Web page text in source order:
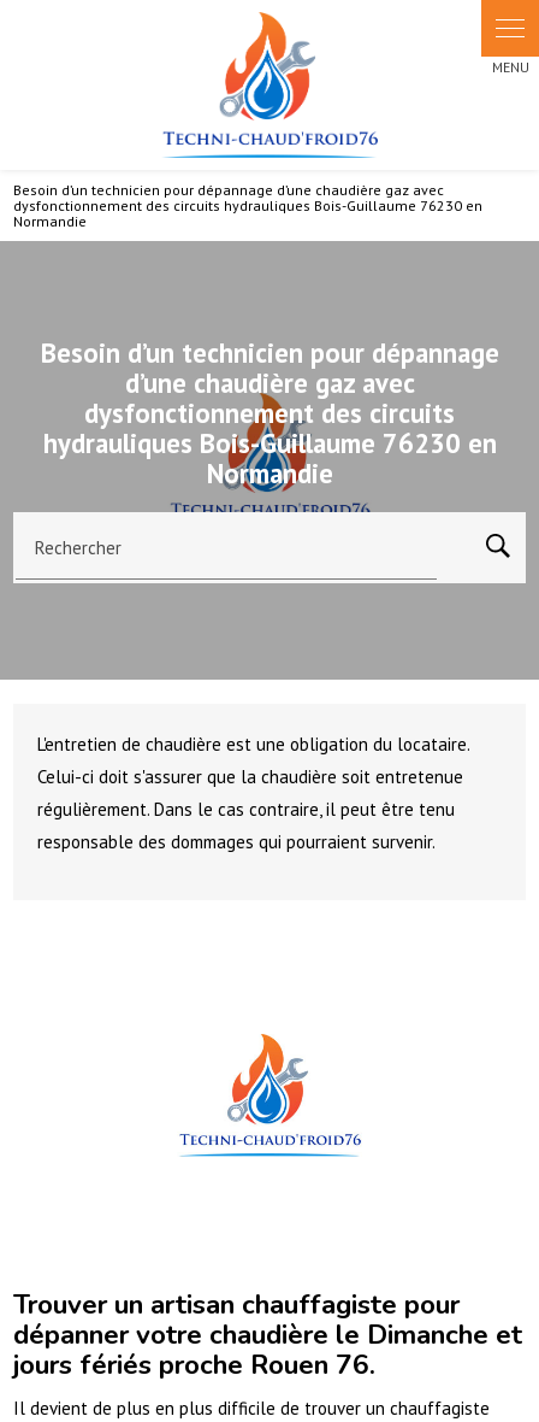
Besoin d’un technicien pour dépannage d’une chaudière gaz avec
dysfonctionnement des circuits hydrauliques Bois-Guillaume 76230 en
Normandie
Besoin d’un technicien pour dépannage
d’une chaudière gaz avec
dysfonctionnement des circuits
hydrauliques Bois-Guillaume 76230 en
Normandie
Rechercher
L'entretien de chaudière est une obligation du locataire.
Celui-ci doit s'assurer que la chaudière soit entretenue
régulièrement. Dans le cas contraire, il peut être tenu
responsable des dommages qui pourraient survenir.
Trouver un artisan chauffagiste pour
dépanner votre chaudière le Dimanche et
jours fériés proche Rouen 76.
Il devient de plus en plus difficile de trouver un chauffagiste